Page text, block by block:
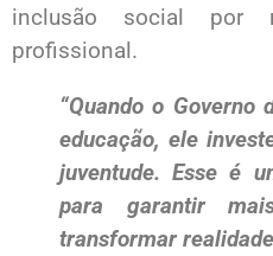
inclusão social por
profissional.
“Quando o Governo
educação, ele
juventude. Esse é
para garantir
transformar